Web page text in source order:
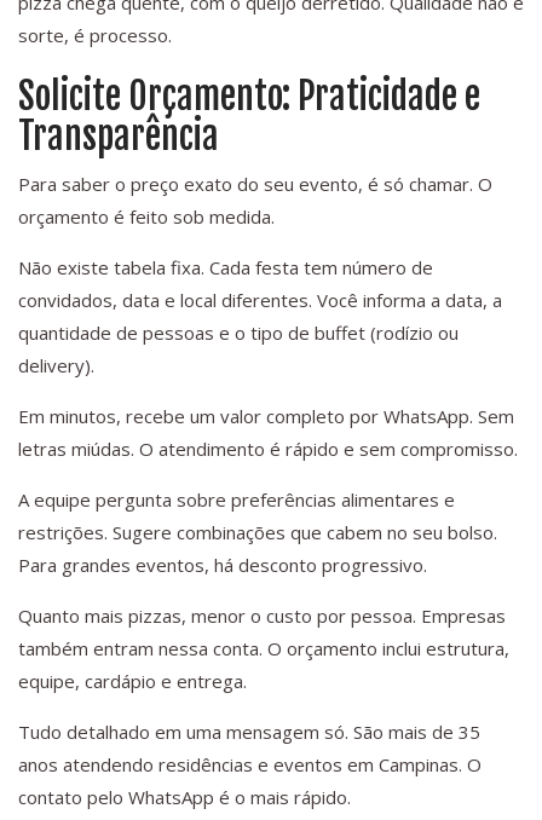
sorte, é processo.
Solicite Orçamento: Praticidade e
Transparência
Para saber o preço exato do seu evento, é só chamar. O
orçamento é feito sob medida.
Não existe tabela fixa. Cada festa tem número de
convidados, data e local diferentes. Você informa a data, a
quantidade de pessoas e o tipo de buffet (rodízio ou
delivery).
Em minutos, recebe um valor completo por WhatsApp. Sem
letras miúdas. O atendimento é rápido e sem compromisso.
A equipe pergunta sobre preferências alimentares e
restrições. Sugere combinações que cabem no seu bolso.
Para grandes eventos, há desconto progressivo.
Quanto mais pizzas, menor o custo por pessoa. Empresas
também entram nessa conta. O orçamento inclui estrutura,
equipe, cardápio e entrega.
Tudo detalhado em uma mensagem só. São mais de 35
anos atendendo residências e eventos em Campinas. O
contato pelo WhatsApp é o mais rápido.